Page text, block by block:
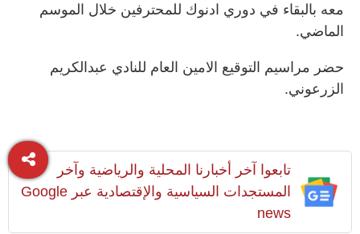
معه بالبقاء في دوري ادنوك للمحترفين خلال الموسم
الماضي.
حضر مراسيم التوقيع الامين العام للنادي عبدالكريم
الزرعوني.
تابعوا آخر أخبارنا المحلية والرياضية وآخر
المستجدات السياسية والإقتصادية عبر Google
news